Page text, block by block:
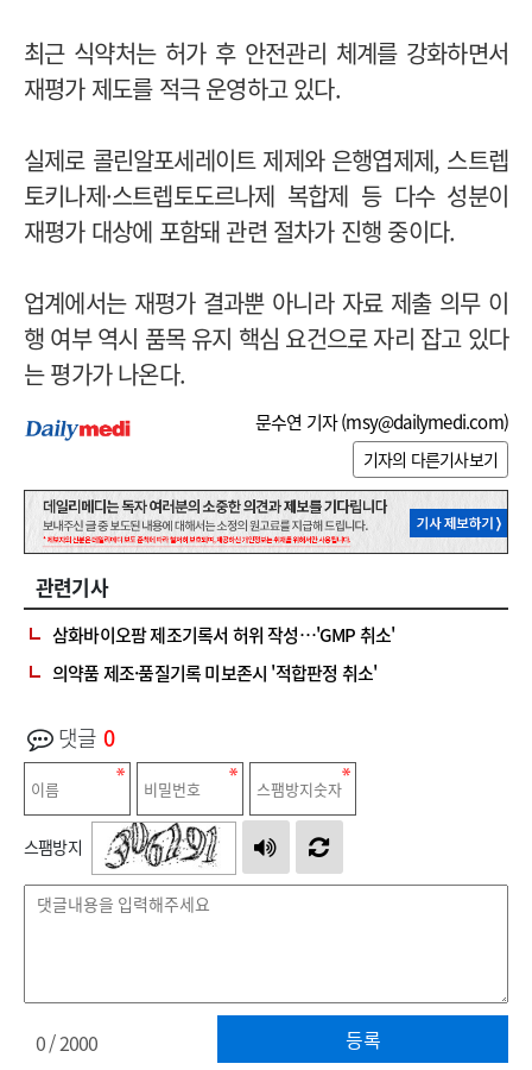
최근 식약처는 허가 후 안전관리 체계를 강화하면서
재평가 제도를 적극 운영하고 있다.
실제로 콜린알포세레이트 제제와 은행엽제제, 스트렙
토키나제·스트렙토도르나제 복합제 등 다수 성분이
재평가 대상에 포함돼 관련 절차가 진행 중이다.
업계에서는 재평가 결과뿐 아니라 자료 제출 의무 이
행 여부 역시 품목 유지 핵심 요건으로 자리 잡고 있다
는 평가가 나온다.
문수연 기자 (msy@dailymedi.com)
기자의 다른기사보기
관련기사
삼화바이오팜 제조기록서 허위 작성…'GMP 취소'
의약품 제조·품질기록 미보존시 '적합판정 취소'
댓글 0
스팸방지
등록
0/ 2000